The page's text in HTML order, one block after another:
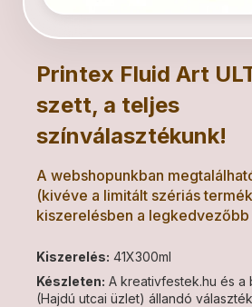
Printex Fluid Art
szett, a teljes
színválasztékunk!
A webshopunkban
(kivéve a limitált szériás
kiszerelésben a legkedvezőbb
Kiszerelés: 41X300ml
Készleten: A kreativfestek.hu és a
(Hajdú utcai üzlet) állandó